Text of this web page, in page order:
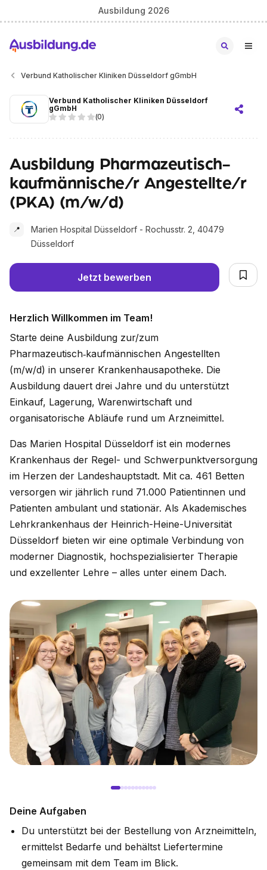
Ausbildung 2026
Verbund Katholischer Kliniken Düsseldorf gGmbH
Verbund Katholischer Kliniken Düsseldorf
gGmbH
(0)
Ausbildung Pharmazeutisch-
kaufmännische/r Angestellte/r
(PKA) (m/w/d)
📍
Marien Hospital Düsseldorf - Rochusstr. 2, 40479
Düsseldorf
Jetzt bewerben
Herzlich Willkommen im Team!
Starte deine Ausbildung zur/zum
Pharmazeutisch‑kaufmännischen Angestellten
(m/w/d) in unserer Krankenhausapotheke. Die
Ausbildung dauert drei Jahre und du unterstützt
Einkauf, Lagerung, Warenwirtschaft und
organisatorische Abläufe rund um Arzneimittel.
Das Marien Hospital Düsseldorf ist ein modernes
Krankenhaus der Regel- und Schwerpunktversorgung
im Herzen der Landeshauptstadt. Mit ca. 461 Betten
versorgen wir jährlich rund 71.000 Patientinnen und
Patienten ambulant und stationär. Als Akademisches
Lehrkrankenhaus der Heinrich-Heine-Universität
Düsseldorf bieten wir eine optimale Verbindung von
moderner Diagnostik, hochspezialisierter Therapie
und exzellenter Lehre – alles unter einem Dach.
Deine Aufgaben
Du unterstützt bei der Bestellung von Arzneimitteln,
ermittelst Bedarfe und behältst Liefertermine
gemeinsam mit dem Team im Blick.